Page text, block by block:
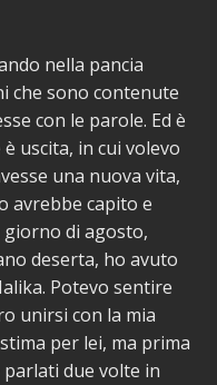
nella pancia
che sono contenute
con le parole. Ed è
uscita, in cui volevo
una nuova vita,
avrebbe capito e
di agosto,
deserta, ho avuto
Potevo sentire
unirsi con la mia
per lei, ma prima
due volte in